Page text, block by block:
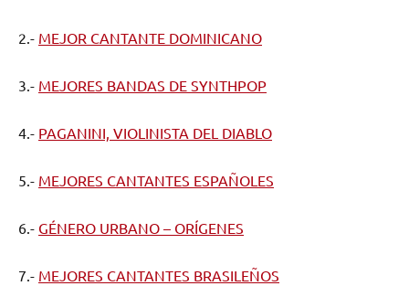
2.- MEJOR CANTANTE DOMINICANO
3.- MEJORES BANDAS DE SYNTHPOP
4.- PAGANINI, VIOLINISTA DEL DIABLO
5.- MEJORES CANTANTES ESPAÑOLES
6.- GÉNERO URBANO – ORÍGENES
7.- MEJORES CANTANTES BRASILEÑOS